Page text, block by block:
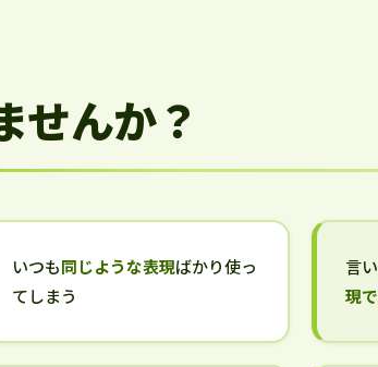
せんか？
いつも同じような表現ばかり使っ
てしまう
言
現